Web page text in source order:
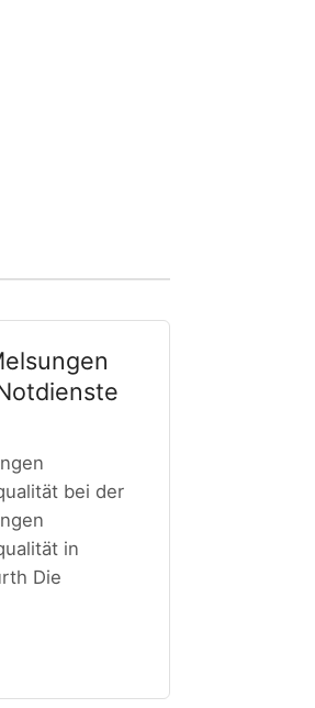
bei der
in
Die